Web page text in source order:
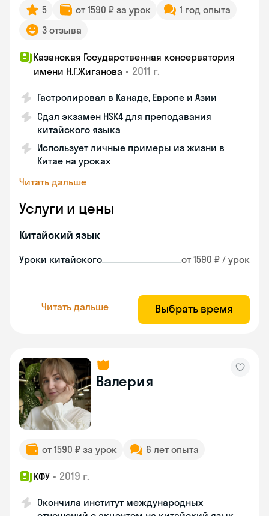
5 от 1590 ₽ за урок
1 год опыта
3 отзыва
Казанская Государственная консерватория
имени Н.Г.Жиганова • 2011 г.
Гастролировал в Канаде, Европе и Азии
Сдал экзамен HSK4 для преподавания
китайского языка
Использует личные примеры из жизни в
Китае на уроках
Читать дальше
Услуги и цены
Китайский язык
Уроки китайского от 1590 ₽ / урок
Читать дальше Выбрать время
Валерия
от 1590 ₽ за урок 6 лет опыта
КФУ • 2019 г.
Окончила институт международных